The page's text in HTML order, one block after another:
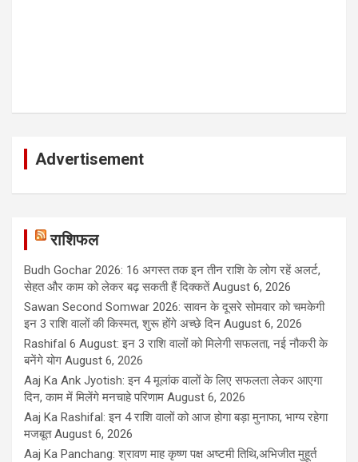
Advertisement
राशिफल
Budh Gochar 2026: 16 अगस्त तक इन तीन राशि के लोग रहें अलर्ट,
सेहत और काम को लेकर बढ़ सकती हैं दिक्कतें August 6, 2026
Sawan Second Somwar 2026: सावन के दूसरे सोमवार को चमकेगी
इन 3 राशि वालों की किस्मत, शुरू होंगे अच्छे दिन August 6, 2026
Rashifal 6 August: इन 3 राशि वालों को मिलेगी सफलता, नई नौकरी के
बनेंगे योग August 6, 2026
Aaj Ka Ank Jyotish: इन 4 मूलांक वालों के लिए सफलता लेकर आएगा
दिन, काम में मिलेंगे मनचाहे परिणाम August 6, 2026
Aaj Ka Rashifal: इन 4 राशि वालों को आज होगा बड़ा मुनाफा, भाग्य रहेगा
मजबूत August 6, 2026
Aaj Ka Panchang: श्रावण माह कृष्ण पक्ष अष्टमी तिथि,अभिजीत मुहूर्त